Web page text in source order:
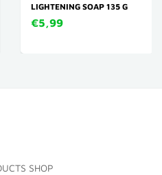
LIGHTENING SOAP 135 G
€5,99
SHOP